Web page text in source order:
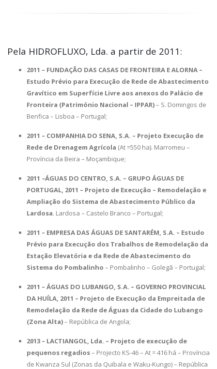
Pela HIDROFLUXO, Lda. a partir de 2011:
2011 – FUNDAÇÃO DAS CASAS DE FRONTEIRA E ALORNA –
Estudo Prévio para Execução de Rede de Abastecimento
Gravítico em Superfície Livre aos anexos do Palácio de
Fronteira (Património Nacional – IPPAR)– S. Domingos de
Benfica – Lisboa – Portugal;
2011 – COMPANHIA DO SENA, S.A. – Projeto Execução de
Rede de Drenagem Agrícola (At =550 ha). Marromeu –
Província da Beira – Moçambique;
2011 –ÁGUAS DO CENTRO, S.A. – GRUPO ÁGUAS DE
PORTUGAL, 2011 – Projeto de Execução – Remodelação e
Ampliação do Sistema de Abastecimento Público da
Lardosa. Lardosa – Castelo Branco – Portugal;
2011 – EMPRESA DAS ÁGUAS DE SANTARÉM, S.A. – Estudo
Prévio para Execução dos Trabalhos de Remodelação da
Estação Elevatória e da Rede de Abastecimento do
Sistema do Pombalinho – Pombalinho – Golegã – Portugal;
2011 – ÁGUAS DO LUBANGO, S.A. – GOVERNO PROVINCIAL
DA HUÍLA, 2011 – Projeto de Execução da Empreitada de
Remodelação da Rede de Águas da Cidade do Lubango
(Zona Alta)– República de Angola;
2013 – LACTIANGOL, Lda. – Projeto de execução de
pequenos regadios– Projecto KS-46 – At = 416 há – Província
de Kwanza Sul (Zonas da Quibala e Waku-Kungo) – República